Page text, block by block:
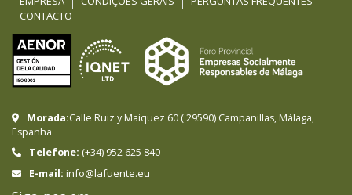
CONTACTO
Morada:Calle Ruiz y Maiquez 60 (29590) Campanillas, Málaga,
Espanha
Telefone: (+34) 952 625 840
E-mail: info@lafuente.eu